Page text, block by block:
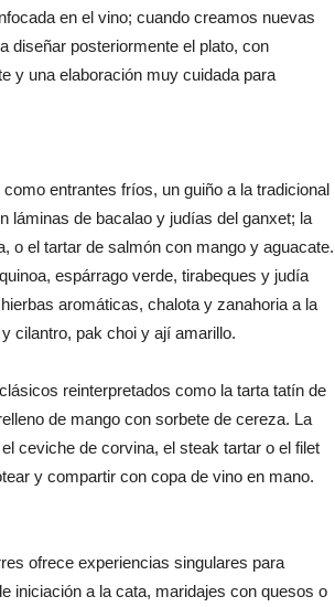
en el vino; cuando creamos nuevas
diseñar posteriormente el plato, con
y una elaboración muy cuidada para
entrantes fríos, un guiño a la tradicional
láminas de bacalao y judías del ganxet; la
o el tartar de salmón con mango y aguacate.
espárrago verde, tirabeques y judía
aromáticas, chalota y zanahoria a la
cilantro, pak choi y ají amarillo.
reinterpretados como la tarta tatín de
de mango con sorbete de cereza. La
ceviche de corvina, el steak tartar o el filet
y compartir con copa de vino en mano.
ofrece experiencias singulares para
iniciación a la cata, maridajes con quesos o